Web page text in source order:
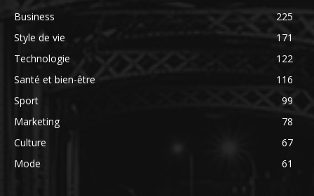
Business
225
Style de vie
171
Technologie
122
Santé et bien-être
116
Sport
99
Marketing
78
Culture
67
Mode
61